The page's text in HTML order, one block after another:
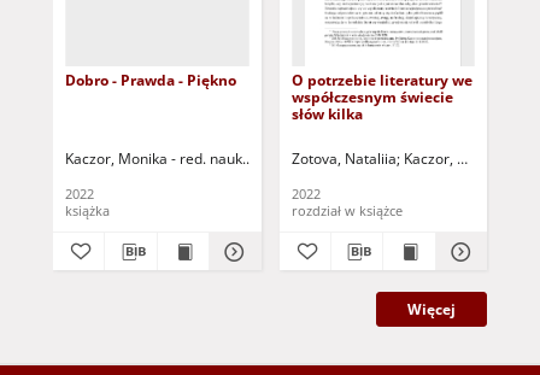
Dobro - Prawda - Piękno
Kaczor, Monika - red. nauk. Kładoczny, Piotr - red. nauk.
2022
książka
O potrzebie literatury we
współczesnym świecie
słów kilka
Zotova, Nataliia Kaczor, Monika -
2022
rozdział w książce
Więcej